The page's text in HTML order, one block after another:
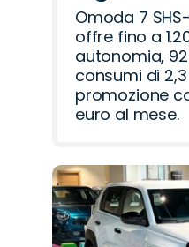
Omoda 7
offre fino a
autonomia,
consumi di
promozione
euro al mese.